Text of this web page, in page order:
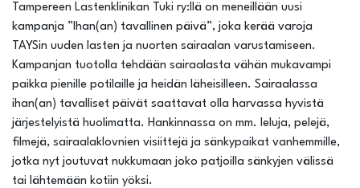
Tampereen Lastenklinikan Tuki ry:llä on meneillään uusi
kampanja ”Ihan(an) tavallinen päivä”, joka kerää varoja
TAYSin uuden lasten ja nuorten sairaalan varustamiseen.
Kampanjan tuotolla tehdään sairaalasta vähän mukavampi
paikka pienille potilaille ja heidän läheisilleen. Sairaalassa
ihan(an) tavalliset päivät saattavat olla harvassa hyvistä
järjestelyistä huolimatta. Hankinnassa on mm. leluja, pelejä,
filmejä, sairaalaklovnien visiittejä ja sänkypaikat vanhemmille,
jotka nyt joutuvat nukkumaan joko patjoilla sänkyjen välissä
tai lähtemään kotiin yöksi.